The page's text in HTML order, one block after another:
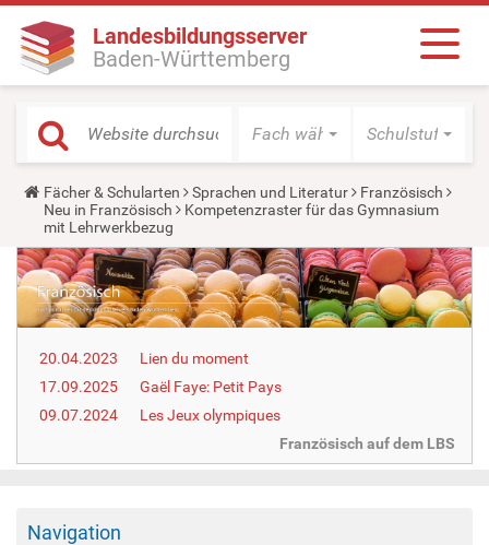
Landesbildungsserver
Baden-Württemberg
Fach wählen Schulstufe
Y
o
u
a
r
e
h
e
r
:
Fächer & Schularten Sprachen und Literatur
Französisch
Neu in Französisch
Kompetenzraster für das Gymnasium
mit Lehrwerkbezug
20.04.2023
Lien du moment
17.09.2025
Gaël Faye: Petit Pays
09.07.2024
Les Jeux olympiques
Französisch auf dem LBS
Navigation